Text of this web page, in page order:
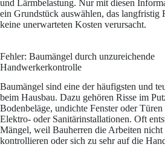
und Lärmbelastung. Nur mit diesen
ein Grundstück auswählen, das langfristig
keine unerwarteten Kosten verursacht.
Fehler: Baumängel durch unzureichende
Handwerkerkontrolle
Baumängel sind eine der häufigsten und
beim Hausbau. Dazu gehören Risse im
Bodenbeläge, undichte Fenster oder
Elektro- oder Sanitärinstallationen. Oft
Mängel, weil Bauherren die Arbeiten nicht
kontrollieren oder sich zu sehr auf die